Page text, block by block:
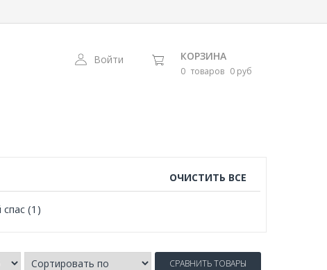
Войти КОРЗИНА
0 товаров 0 руб
ОЧИСТИТЬ ВСЕ
(1)
СРАВНИТЬ ТОВАРЫ